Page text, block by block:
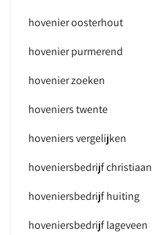
hovenier oosterhout
hovenier purmerend
hovenier zoeken
hoveniers twente
hoveniers vergelijken
hoveniersbedrijf christiaan
hoveniersbedrijf huiting
hoveniersbedrijf lageveen